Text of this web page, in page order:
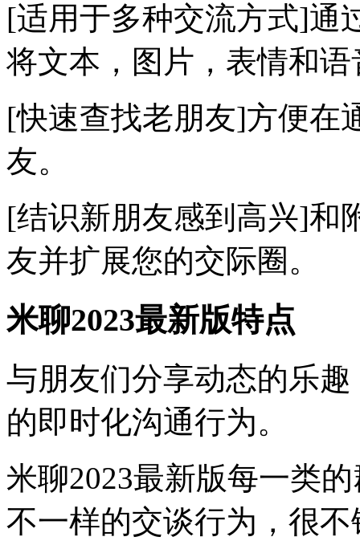
[适用于多种交流方式]通
将文本，图片，表情和
[快速查找老朋友]方便在
友。
[结识新朋友感到高兴]和
友并扩展您的交际圈。
米聊2023最新版特点
与朋友们分享动态的乐
的即时化沟通行为。
米聊2023最新版每一类
不一样的交谈行为，很不